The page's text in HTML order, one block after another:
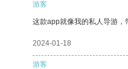
游客
这款app就像我的私人导游，
2024-01-18
游客